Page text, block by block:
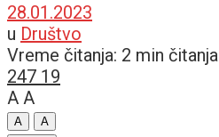
28.01.2023
u Društvo
Vreme čitanja: 2 min čitanja
247 19
A A
A
A